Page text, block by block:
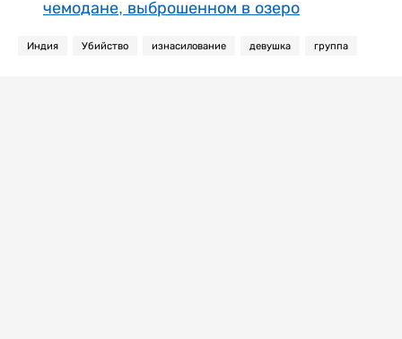
чемодане, выброшенном в озеро
Индия Убийство изнасилование девушка группа